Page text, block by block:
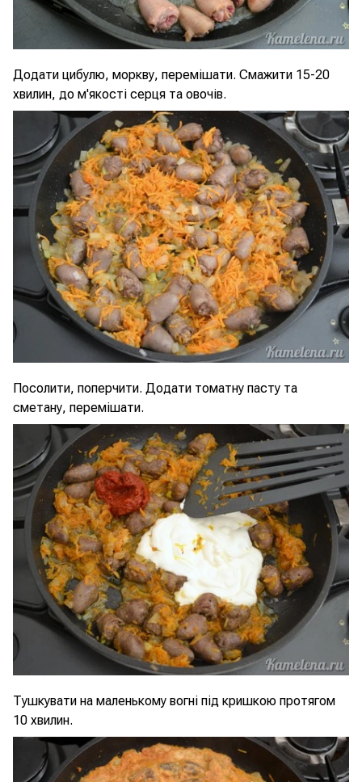
Додати цибулю, моркву, перемішати. Смажити 15-20
хвилин, до м'якості серця та овочів.
Посолити, поперчити. Додати томатну пасту та
сметану, перемішати.
Тушкувати на маленькому вогні під кришкою протягом
10 хвилин.